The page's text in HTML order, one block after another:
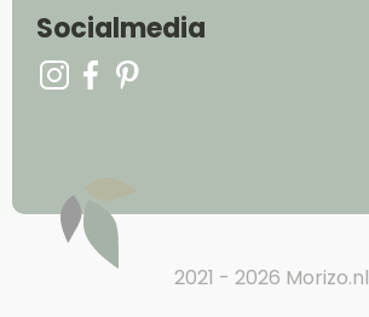
Socialmedia
2021 - 2026 Morizo.nl